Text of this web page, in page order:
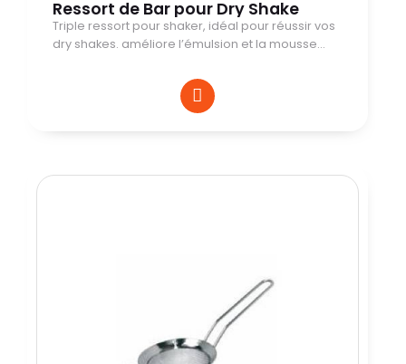
Ressort de Bar pour Dry Shake
Triple ressort pour shaker, idéal pour réussir vos
dry shakes. améliore l’émulsion et la mousse